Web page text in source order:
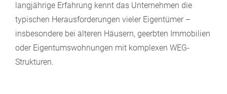
langjährige Erfahrung kennt das Unternehmen die
typischen Herausforderungen vieler Eigentümer –
insbesondere bei älteren Häusern, geerbten Immobilien
oder Eigentumswohnungen mit komplexen WEG-
Strukturen.